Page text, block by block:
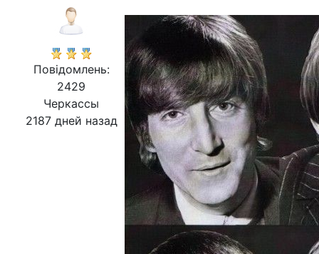
Повідомлень:
2429
Черкассы
2187 дней назад